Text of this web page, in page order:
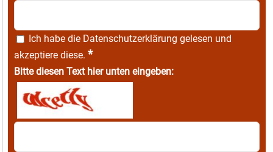
Ich habe die Datenschutzerklärung gelesen und
akzeptiere diese. *
Bitte diesen Text hier unten eingeben: